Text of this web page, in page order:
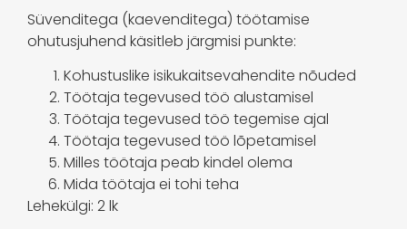
Süvenditega (kaevenditega) töötamise
ohutusjuhend käsitleb järgmisi punkte:
Kohustuslike isikukaitsevahendite nõuded
Töötaja tegevused töö alustamisel
Töötaja tegevused töö tegemise ajal
Töötaja tegevused töö lõpetamisel
Milles töötaja peab kindel olema
Mida töötaja ei tohi teha
Lehekülgi: 2 lk